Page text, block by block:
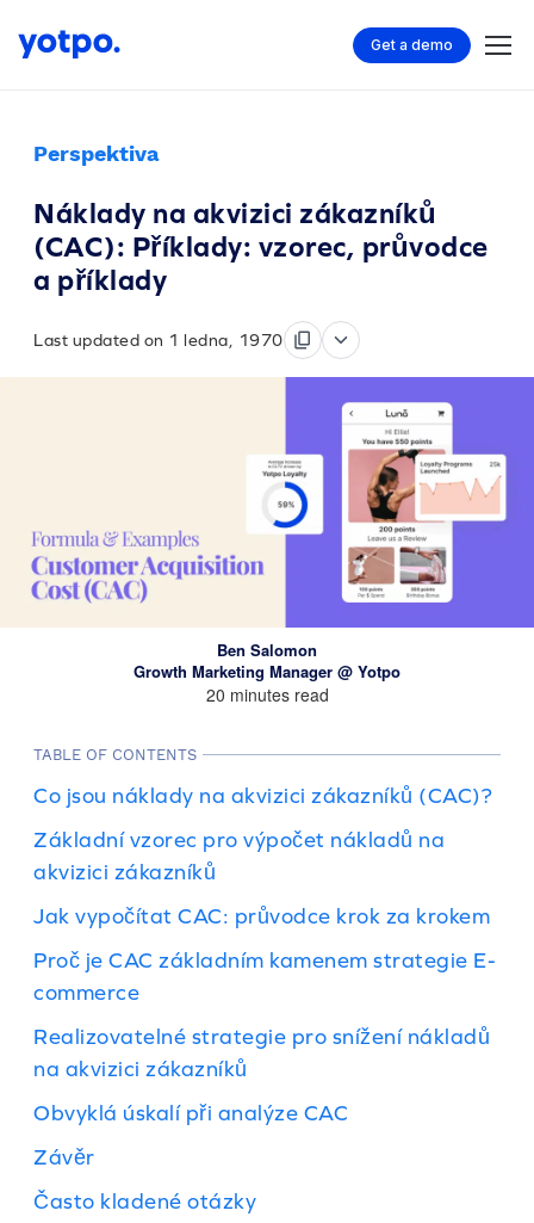
Get a demo
Perspektiva
Náklady na akvizici zákazníků
(CAC): Příklady: vzorec, průvodce
a příklady
Last updated on 1 ledna, 1970
Ben Salomon
Growth Marketing Manager @ Yotpo
20 minutes read
TABLE OF CONTENTS
Co jsou náklady na akvizici zákazníků (CAC)?
Základní vzorec pro výpočet nákladů na
akvizici zákazníků
Jak vypočítat CAC: průvodce krok za krokem
Proč je CAC základním kamenem strategie E-
commerce
Realizovatelné strategie pro snížení nákladů
na akvizici zákazníků
Obvyklá úskalí při analýze CAC
Závěr
Často kladené otázky